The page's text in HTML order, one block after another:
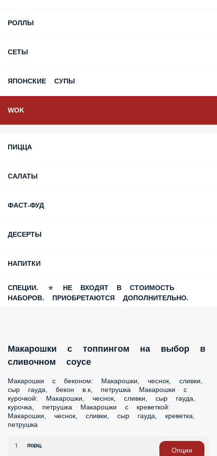
МАКИ РОЛЛЫ
РОЛЛЫ
СЕТЫ
ЯПОНСКИЕ СУПЫ
WOK
ПИЦЦА
ФАСТ-ФУД
ДЕСЕРТЫ
НАПИТКИ
СПЕЦИИ. * НЕ ВХОДЯТ В СТОИМОСТЬ
НАБОРОВ. ПРИОБРЕТАЮТСЯ ДОПОЛНИТЕЛЬНО.